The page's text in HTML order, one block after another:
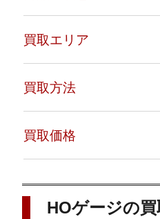
買取エリア
買取方法
買取価格
HOゲージの